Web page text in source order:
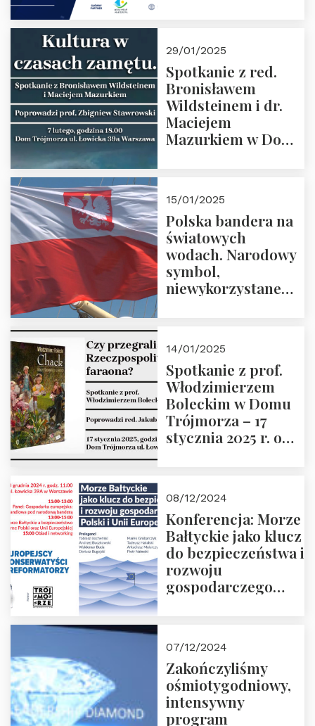
29/01/2025
Spotkanie z red.
Bronisławem
Wildsteinem i dr.
Maciejem
Mazurkiem w Domu
Prowadzi prof.
Zbigniew
Stawrowski
15/01/2025
Polska bandera na
światowych
wodach. Narodowy
symbol,
niewykorzystane
14/01/2025
Spotkanie z prof.
Włodzimierzem
Boleckim w Domu
Trójmorza – 17
stycznia 2025 r. o
08/12/2024
Konferencja: Morze
Bałtyckie jako klucz
do bezpieczeństwa i
rozwoju
gospodarczego
ZAPRASZAMY
07/12/2024
Zakończyliśmy
ośmiotygodniowy,
intensywny
program